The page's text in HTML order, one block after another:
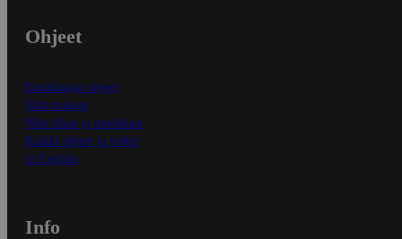
Ohjeet
Ensitilaajan ohjeet
Näin maksat
Näin tilaat ja muokkaat
Kaikki ohjeet ja vinkit
In English
Info